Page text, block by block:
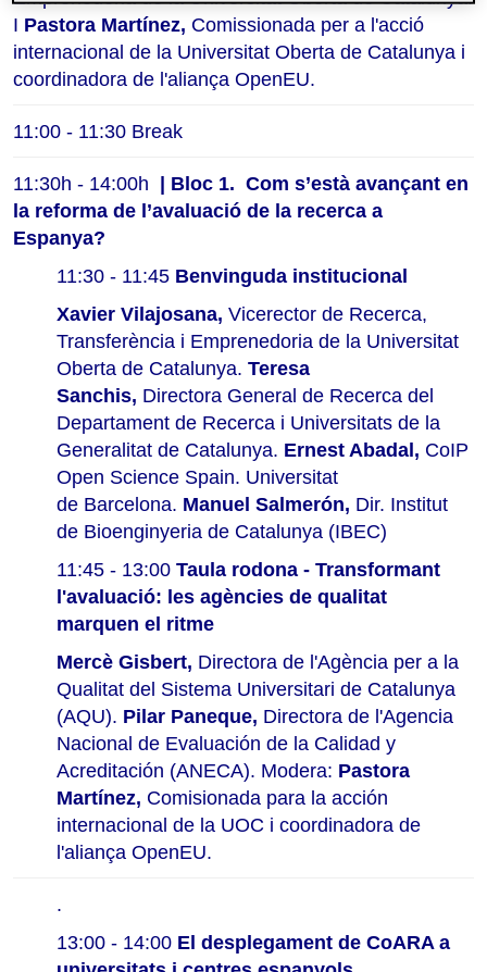
I Pastora Martínez, Comissionada per a l'acció
internacional de la Universitat Oberta de Catalunya i
coordinadora de l'aliança OpenEU.
11:00 - 11:30 Break
11:30h - 14:00h | Bloc 1. Com s’està avançant en
la reforma de l’avaluació de la recerca a
Espanya?
11:30 - 11:45 Benvinguda institucional
Xavier Vilajosana, Vicerector de Recerca,
Transferència i Emprenedoria de la Universitat
Oberta de Catalunya. Teresa
Sanchis, Directora General de Recerca del
Departament de Recerca i Universitats de la
Generalitat de Catalunya. Ernest Abadal, CoIP
Open Science Spain. Universitat
de Barcelona. Manuel Salmerón, Dir. Institut
de Bioenginyeria de Catalunya (IBEC)
11:45 - 13:00 Taula rodona - Transformant
l'avaluació: les agències de qualitat
marquen el ritme
Mercè Gisbert, Directora de l'Agència per a la
Qualitat del Sistema Universitari de Catalunya
(AQU). Pilar Paneque, Directora de l'Agencia
Nacional de Evaluación de la Calidad y
Acreditación (ANECA). Modera: Pastora
Martínez, Comisionada para la acción
internacional de la UOC i coordinadora de
l'aliança OpenEU.
.
13:00 - 14:00 El desplegament de CoARA a